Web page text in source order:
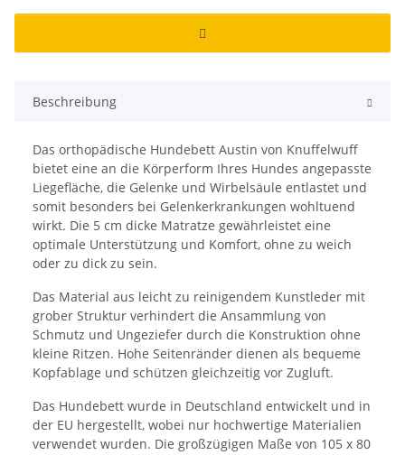
Beschreibung
Das orthopädische Hundebett Austin von Knuffelwuff
bietet eine an die Körperform Ihres Hundes angepasste
Liegefläche, die Gelenke und Wirbelsäule entlastet und
somit besonders bei Gelenkerkrankungen wohltuend
wirkt. Die 5 cm dicke Matratze gewährleistet eine
optimale Unterstützung und Komfort, ohne zu weich
oder zu dick zu sein.
Das Material aus leicht zu reinigendem Kunstleder mit
grober Struktur verhindert die Ansammlung von
Schmutz und Ungeziefer durch die Konstruktion ohne
kleine Ritzen. Hohe Seitenränder dienen als bequeme
Kopfablage und schützen gleichzeitig vor Zugluft.
Das Hundebett wurde in Deutschland entwickelt und in
der EU hergestellt, wobei nur hochwertige Materialien
verwendet wurden. Die großzügigen Maße von 105 x 80